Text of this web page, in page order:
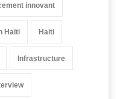
innovant
Haïti Haiti
Infrastructure